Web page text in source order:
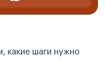
какие шаги нужно